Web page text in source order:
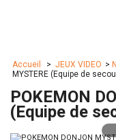
Accueil > JEUX VIDEO >
MYSTERE (Equipe de
POKEMON
(Equipe de